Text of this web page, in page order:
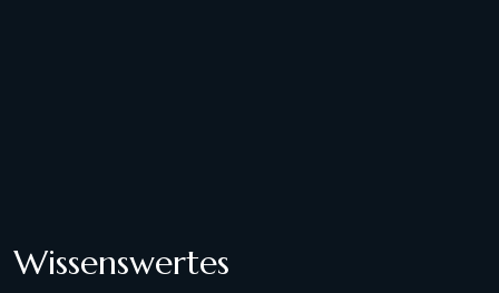
Wissenswertes